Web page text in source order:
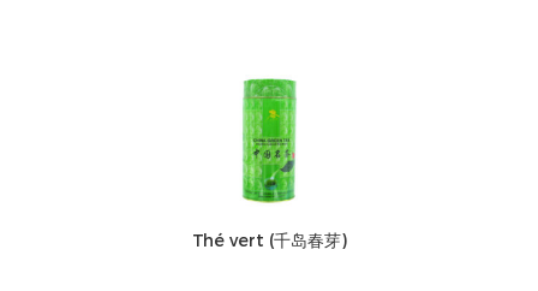
Thé vert (千岛春芽)